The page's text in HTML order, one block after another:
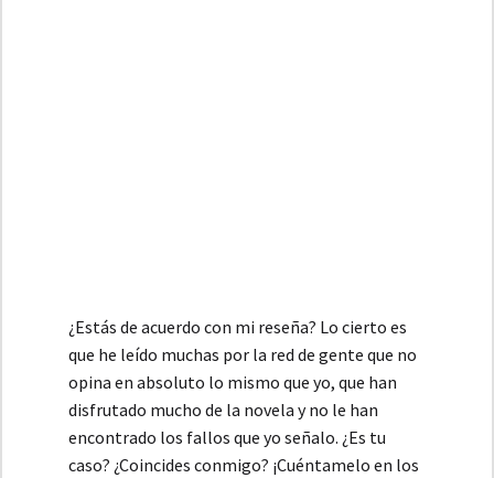
¿Estás de acuerdo con mi reseña? Lo cierto es
que he leído muchas por la red de gente que no
opina en absoluto lo mismo que yo, que han
disfrutado mucho de la novela y no le han
encontrado los fallos que yo señalo. ¿Es tu
caso? ¿Coincides conmigo? ¡Cuéntamelo en los